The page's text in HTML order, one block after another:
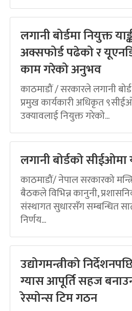
लगानी बोर्डमा नियुक्त
अक्सफोर्ड पढेको र
काम गरेको अनुभव
काठमाडौं / सरकारले लगानी
प्रमुख कार्यकारी अधिकृत
उक्यावलाई नियुक्त गरेको...
लगानी बोर्डको सीईओमा
काठमाडौं/ नेपाल सरकारको
बैठकले विभिन्न कानुनी,
संस्थागत सुधारसँग सम्बन्धित
निर्णय...
उद्योगमन्त्रीको
ग्यास आपूर्ति सहज
रेस्पोन्स टिम गठन